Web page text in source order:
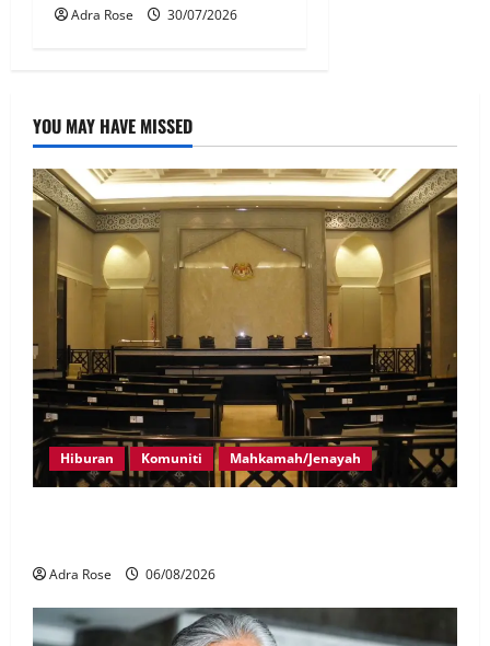
Adra Rose 30/07/2026
YOU MAY HAVE MISSED
Hiburan Komuniti Mahkamah/Jenayah
Adra Rose 06/08/2026